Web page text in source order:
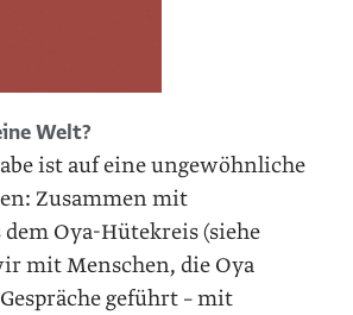
Welt?
ist auf eine ungewöhnliche
Zusammen mit
Oya-Hütekreis (siehe
mit Menschen, die Oya
geführt – mit